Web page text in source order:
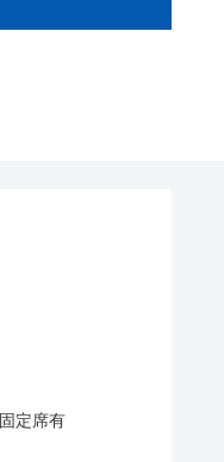
固定席有